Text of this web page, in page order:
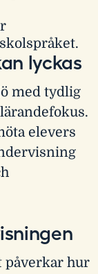
lyckas
med tydlig
elevers
påverkar hur